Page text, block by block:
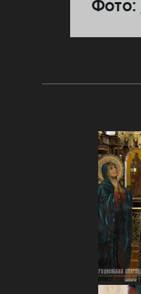
Фото: